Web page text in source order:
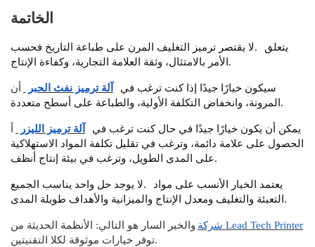
الخاتمة
لا يقتصر ترميز التغليف المرن على طباعة التاريخ فحسب.
يتعلق
الأمر بالامتثال، وثقة العلامة التجارية، وكفاءة الإنتاج.
أن آلة ترميز نفث الحبر
سيكون خيارًا جيدًا إذا كنت ترغب في
المرونة، وانخفاض التكلفة الأولية، والطباعة على أسطح متعددة.
آلة ترميز الليزر
يمكن أن يكون خيارًا جيدًا في حال كنت ترغب في
الحصول على علامة دائمة، وترغب في تقليل تكلفة المواد الاستهلاكية
على المدى الطويل، وترغب في بيئة إنتاج أنظف.
لا يوجد حل واحد يناسب الجميع.
يعتمد الخيار الأنسب على مواد
التعبئة والتغليف ومعدل الإنتاج والميزانية والأهداف طويلة المدى.
والخبر السار هو التالي: الأنظمة الحديثة من
شركة Lead Tech Printer
توفر خيارات موثوقة لكلا التقنيتين.